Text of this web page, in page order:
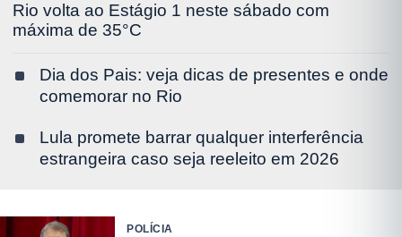
Rio volta ao Estágio 1 neste sábado com
máxima de 35°C
Dia dos Pais: veja dicas de presentes e onde
comemorar no Rio
Lula promete barrar qualquer interferência
estrangeira caso seja reeleito em 2026
POLÍCIA